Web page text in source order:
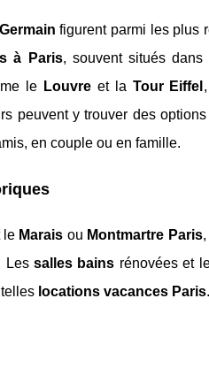
figurent parmi les plus
à Paris, souvent situés dans
le Louvreet la Tour Eiffel
peuvent y trouver des options
en couple ou en famille.
le Marais ou Montmartre Paris,
Les salles bains rénovées et
locations vacances Paris.